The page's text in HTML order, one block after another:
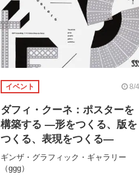
イベント 8/4
ダフィ・クーネ：ポスターを
構築する ―形をつくる、版を
つくる、表現をつくる―
ギンザ・グラフィック・ギャラリー
（ggg）